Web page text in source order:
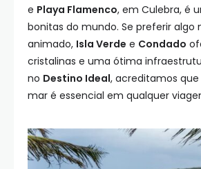
e Playa Flamenco, em Culebra, é
bonitas do mundo. Se preferir algo
animado, Isla Verde e Condado
cristalinas e uma ótima
no Destino Ideal, acreditamos
mar é essencial em qualquer